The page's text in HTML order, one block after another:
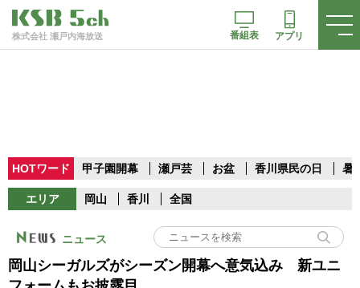
株式会社 瀬戸内海放送 番組表 アプリ
HOTワード 甲子園開幕 瀬戸芸 お盆 香川県民の日 暑
エリア 岡山 香川 全国
ニュース
岡山シーガルズがシーズン開幕へ意気込み 新ユニ